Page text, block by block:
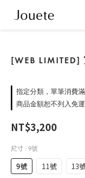
[WEB LIMITED]
指定分類，單筆消費
商品金額恕不列入免
NT$3,200
尺寸 : 9號
9號 11號 13